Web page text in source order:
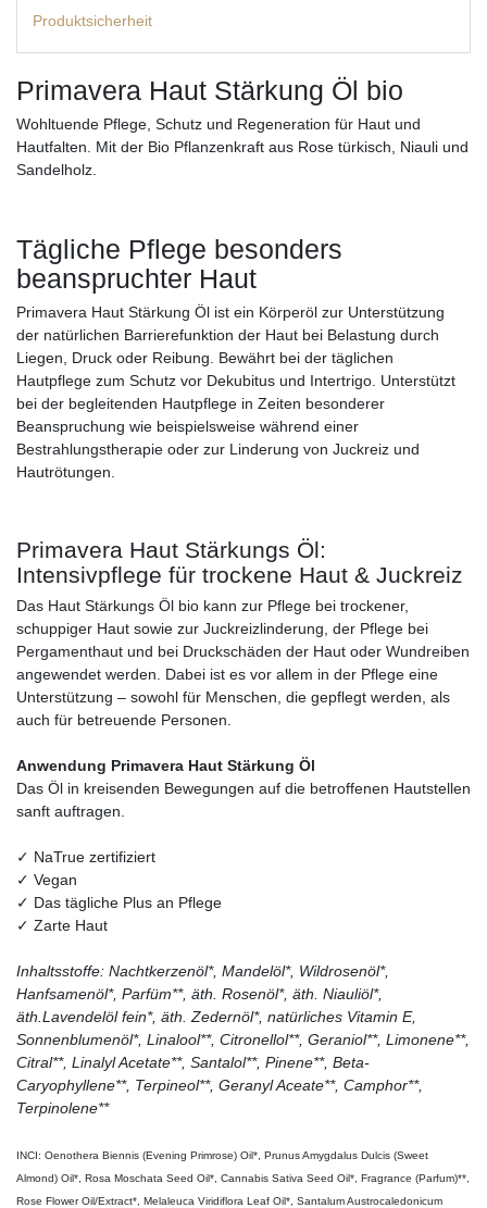
Produktsicherheit
Primavera Haut Stärkung Öl bio
Wohltuende Pflege, Schutz und Regeneration für Haut und
Hautfalten. Mit der Bio Pflanzenkraft aus Rose türkisch, Niauli und
Sandelholz.
Tägliche Pflege besonders
beanspruchter Haut
Primavera Haut Stärkung Öl ist ein Körperöl zur Unterstützung
der natürlichen Barrierefunktion der Haut bei Belastung durch
Liegen, Druck oder Reibung. Bewährt bei der täglichen
Hautpflege zum Schutz vor Dekubitus und Intertrigo. Unterstützt
bei der begleitenden Hautpflege in Zeiten besonderer
Beanspruchung wie beispielsweise während einer
Bestrahlungstherapie oder zur Linderung von Juckreiz und
Hautrötungen.
Primavera Haut Stärkungs Öl:
Intensivpflege für trockene Haut & Juckreiz
Das Haut Stärkungs Öl bio kann zur Pflege bei trockener,
schuppiger Haut sowie zur Juckreizlinderung, der Pflege bei
Pergamenthaut und bei Druckschäden der Haut oder Wundreiben
angewendet werden. Dabei ist es vor allem in der Pflege eine
Unterstützung – sowohl für Menschen, die gepflegt werden, als
auch für betreuende Personen.
Anwendung Primavera Haut Stärkung Öl
Das Öl in kreisenden Bewegungen auf die betroffenen Hautstellen
sanft auftragen.
✓ NaTrue zertifiziert
✓ Vegan
✓ Das tägliche Plus an Pflege
✓ Zarte Haut
Inhaltsstoffe: Nachtkerzenöl*, Mandelöl*, Wildrosenöl*,
Hanfsamenöl*, Parfüm**, äth. Rosenöl*, äth. Niauliöl*,
äth.Lavendelöl fein*, äth. Zedernöl*, natürliches Vitamin E,
Sonnenblumenöl*, Linalool**, Citronellol**, Geraniol**, Limonene**,
Citral**, Linalyl Acetate**, Santalol**, Pinene**, Beta-
Caryophyllene**, Terpineol**, Geranyl Aceate**, Camphor**,
Terpinolene**
INCI: Oenothera Biennis (Evening Primrose) Oil*, Prunus Amygdalus Dulcis (Sweet
Almond) Oil*, Rosa Moschata Seed Oil*, Cannabis Sativa Seed Oil*, Fragrance (Parfum)**,
Rose Flower Oil/Extract*, Melaleuca Viridiflora Leaf Oil*, Santalum Austrocaledonicum